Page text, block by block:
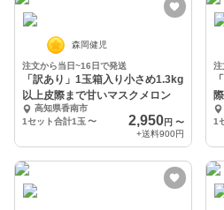
森岡健児
注文から当日~16日で発送
「訳あり」1玉箱入り小さめ1.3kg
以上皮際まで甘いマスクメロン
高知県香南市
1セット合計1玉 〜 2,950円 〜
+送料900円
注
1